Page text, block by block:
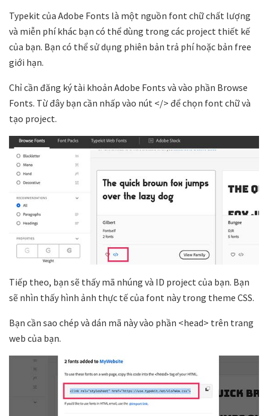
Typekit của Adobe Fonts là một nguồn font chữ chất lượng
và miễn phí khác bạn có thể dùng trong các project thiết kế
của bạn. Bạn có thể sử dụng phiên bản trả phí hoặc bản free
giới hạn.
Chỉ cần đăng ký tài khoản Adobe Fonts và vào phần Browse
Fonts. Từ đây bạn cần nhấp vào nút </> để chọn font chữ và
tạo project.
Tiếp theo, bạn sẽ thấy mã nhúng và ID project của bạn. Bạn
sẽ nhìn thấy hình ảnh thực tế của font này trong theme CSS.
Bạn cần sao chép và dán mã này vào phần <head> trên trang
web của bạn.